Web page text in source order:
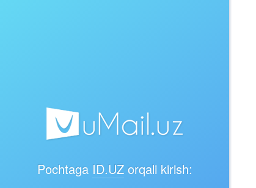
Pochtaga ID.UZorqali kirish: